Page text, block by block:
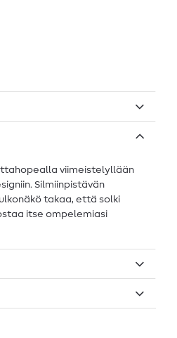
viimeistelyllään
Silmiinpistävän
takaa, että solki
itse ompelemiasi